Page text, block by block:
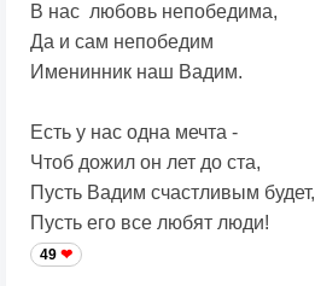
В нас любовь непобедима,
Да и сам непобедим
Именинник наш Вадим.
Есть у нас одна мечта -
Чтоб дожил он лет до ста,
Пусть Вадим счастливым будет,
Пусть его все любят люди!
49